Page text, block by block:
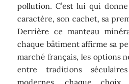
pollution. C’est lui qui
caractère, son cachet, sa
Derrière ce manteau
chaque bâtiment affirme sa
marché français, les options
entre traditions